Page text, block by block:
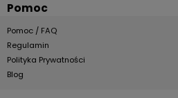
Pomoc
Pomoc / FAQ
Regulamin
Polityka Prywatności
Blog